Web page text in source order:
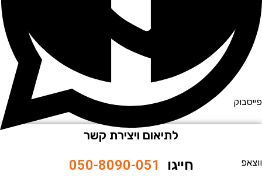
לתיאום ויצירת קשר
חייגו050-8090-051